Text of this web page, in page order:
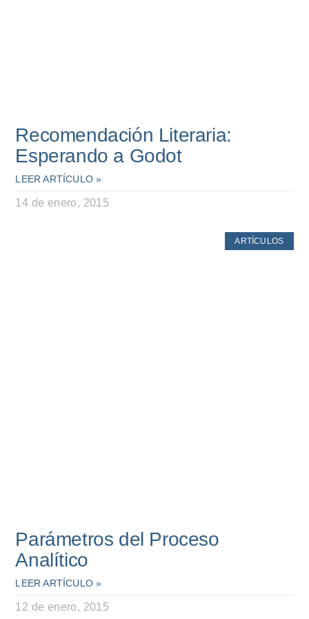
Recomendación Literaria:
Esperando a Godot
LEER ARTÍCULO »
14 de enero, 2015
ARTÍCULOS
Parámetros del Proceso
Analítico
LEER ARTÍCULO »
12 de enero, 2015